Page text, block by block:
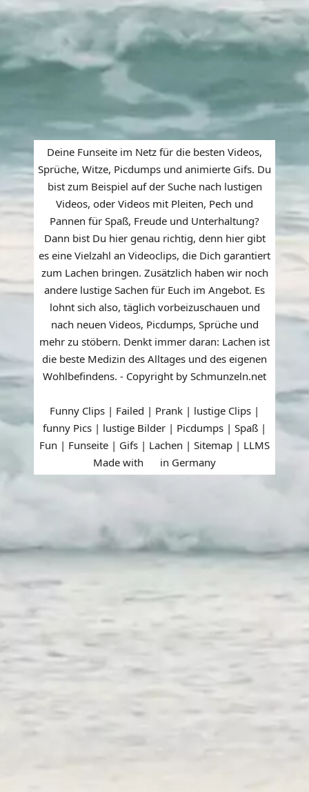
Deine Funseite im Netz für die besten Videos,
Sprüche, Witze, Picdumps und animierte Gifs. Du
bist zum Beispiel auf der Suche nach lustigen
Videos, oder Videos mit Pleiten, Pech und
Pannen für Spaß, Freude und Unterhaltung?
Dann bist Du hier genau richtig, denn hier gibt
es eine Vielzahl an Videoclips, die Dich garantiert
zum Lachen bringen. Zusätzlich haben wir noch
andere lustige Sachen für Euch im Angebot. Es
lohnt sich also, täglich vorbeizuschauen und
nach neuen Videos, Picdumps, Sprüche und
mehr zu stöbern. Denkt immer daran: Lachen ist
die beste Medizin des Alltages und des eigenen
Wohlbefindens. - Copyright by Schmunzeln.net
Funny Clips | Failed | Prank | lustige Clips |
funny Pics | lustige Bilder | Picdumps | Spaß |
Fun | Funseite | Gifs | Lachen | Sitemap | LLMS
Made with
in Germany